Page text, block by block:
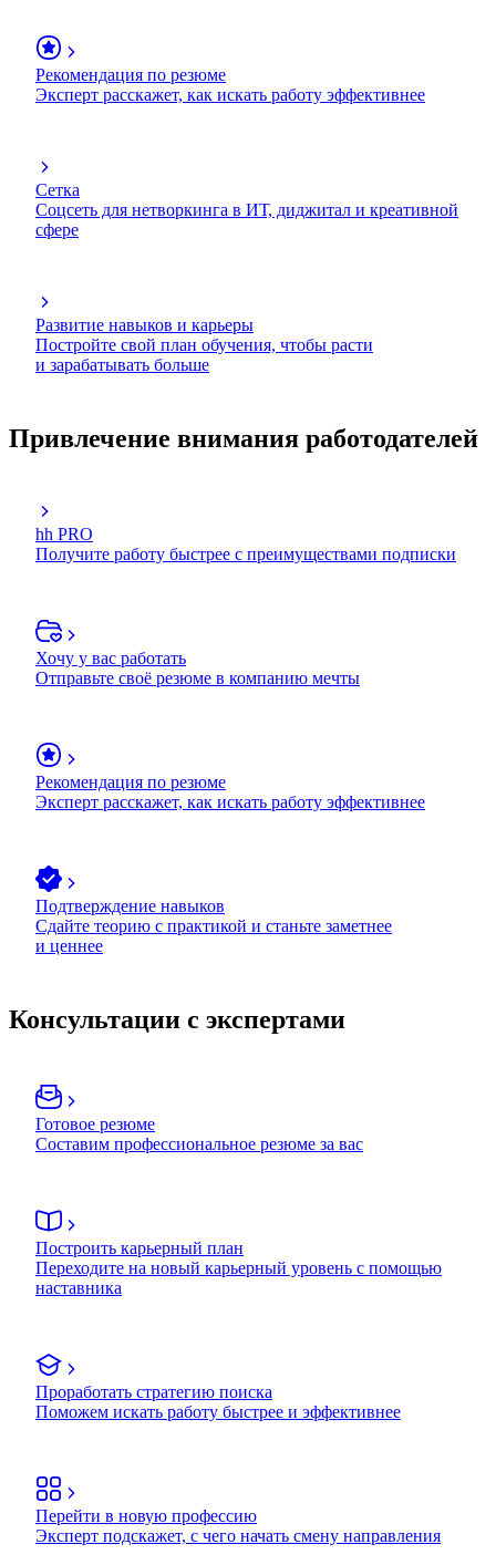
Рекомендация по резюме
Эксперт расскажет, как искать работу эффективнее
Сетка
Соцсеть для нетворкинга в ИТ, диджитал и креативной
сфере
Развитие навыков и карьеры
Постройте свой план обучения, чтобы расти
и зарабатывать больше
Привлечение внимания работодателей
hh PRO
Получите работу быстрее с преимуществами подписки
Хочу у вас работать
Отправьте своё резюме в компанию мечты
Рекомендация по резюме
Эксперт расскажет, как искать работу эффективнее
Подтверждение навыков
Сдайте теорию с практикой и станьте заметнее
и ценнее
Консультации с экспертами
Готовое резюме
Составим профессиональное резюме за вас
Построить карьерный план
Переходите на новый карьерный уровень с помощью
наставника
Проработать стратегию поиска
Поможем искать работу быстрее и эффективнее
Перейти в новую профессию
Эксперт подскажет, с чего начать смену направления